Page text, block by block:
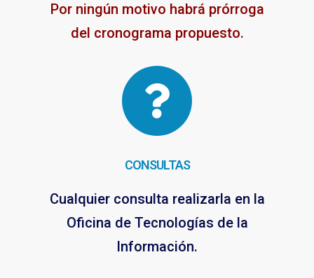
Por ningún motivo habrá prórroga
del cronograma propuesto.
CONSULTAS
Cualquier consulta realizarla en la
Oficina de Tecnologías de la
Información.